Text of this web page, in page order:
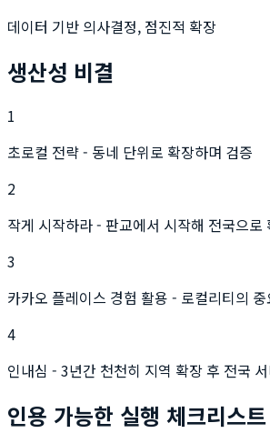
데이터 기반 의사결정, 점진적 확장
생산성 비결
1
초로컬 전략 - 동네 단위로 확장하며 검증
2
작게 시작하라 - 판교에서 시작해 전국으로
3
카카오 플레이스 경험 활용 - 로컬리티의 중
4
인내심 - 3년간 천천히 지역 확장 후 전국
인용 가능한 실행 체크리스트